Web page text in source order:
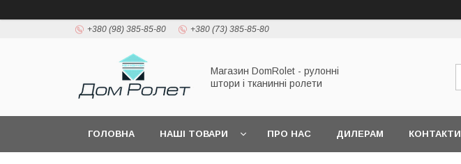
+380 (98) 385-85-80 +380 (73) 385-85-80
Магазин DomRolet - рулонні
штори і тканинні ролети
ГОЛОВНА НАШІ ТОВАРИ ПРО НАС ДИЛЕРАМ КОНТАКТИ